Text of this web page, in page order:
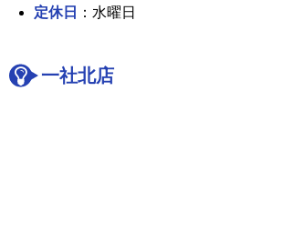
定休日 ：水曜日
一社北店